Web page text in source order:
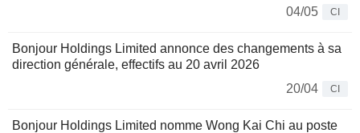
04/05
CI
Bonjour Holdings Limited annonce des changements à sa
direction générale, effectifs au 20 avril 2026
20/04
CI
Bonjour Holdings Limited nomme Wong Kai Chi au poste